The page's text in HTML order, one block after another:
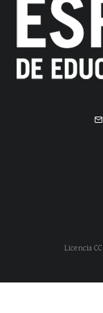
Licencia